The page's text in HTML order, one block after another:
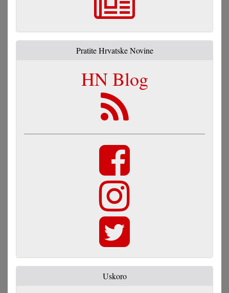
Pratite Hrvatske Novine
HN Blog
Uskoro